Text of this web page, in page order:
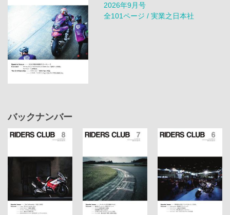
2026年9月号
全101ページ / 実業之日本社
バックナンバー